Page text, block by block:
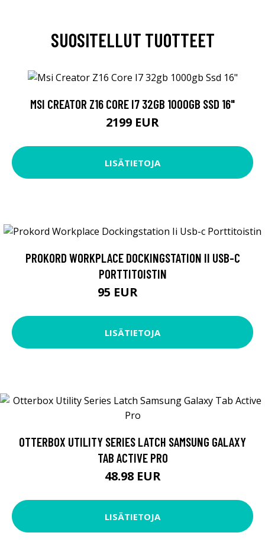
SUOSITELLUT TUOTTEET
MSI CREATOR Z16 CORE I7 32GB 1000GB SSD 16"
2199 EUR
LISÄTIETOJA
PROKORD WORKPLACE DOCKINGSTATION II USB-C
PORTTITOISTIN
95 EUR
LISÄTIETOJA
OTTERBOX UTILITY SERIES LATCH SAMSUNG GALAXY
TAB ACTIVE PRO
48.98 EUR
LISÄTIETOJA